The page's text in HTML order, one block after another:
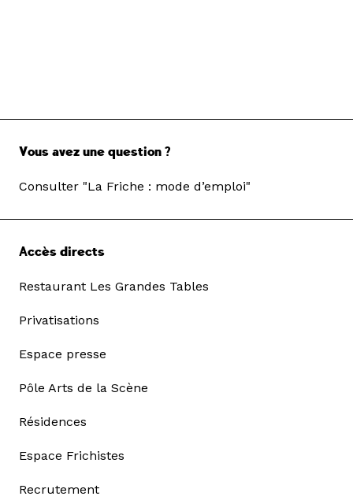
Vous avez une question ?
Consulter "La Friche : mode d’emploi"
Accès directs
Restaurant Les Grandes Tables
Privatisations
Espace presse
Pôle Arts de la Scène
Résidences
Espace Frichistes
Recrutement